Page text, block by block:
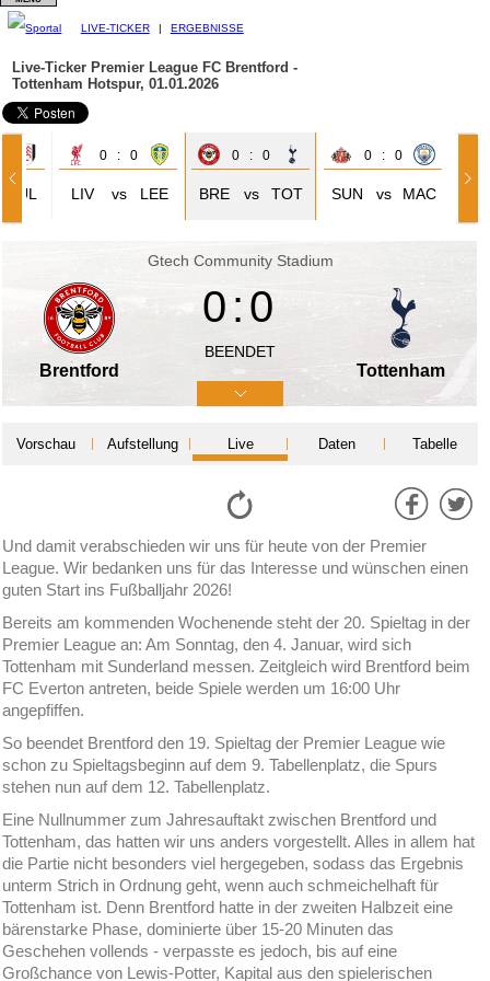
LIVE-TICKER | ERGEBNISSE
Live-Ticker Premier League FC Brentford -
Tottenham Hotspur, 01.01.2026
FUL
0 : 0
LIV vs LEE
0 : 0
BRE vs TOT
0 : 0
SUN vs MAC
Gtech Community Stadium
Brentford
0:0
BEENDET
Tottenham
Vorschau Aufstellung Live Daten Tabelle
Und damit verabschieden wir uns für heute von der Premier
League. Wir bedanken uns für das Interesse und wünschen einen
guten Start ins Fußballjahr 2026!
Bereits am kommenden Wochenende steht der 20. Spieltag in der
Premier League an: Am Sonntag, den 4. Januar, wird sich
Tottenham mit Sunderland messen. Zeitgleich wird Brentford beim
FC Everton antreten, beide Spiele werden um 16:00 Uhr
angepfiffen.
So beendet Brentford den 19. Spieltag der Premier League wie
schon zu Spieltagsbeginn auf dem 9. Tabellenplatz, die Spurs
stehen nun auf dem 12. Tabellenplatz.
Eine Nullnummer zum Jahresauftakt zwischen Brentford und
Tottenham, das hatten wir uns anders vorgestellt. Alles in allem hat
die Partie nicht besonders viel hergegeben, sodass das Ergebnis
unterm Strich in Ordnung geht, wenn auch schmeichelhaft für
Tottenham ist. Denn Brentford hatte in der zweiten Halbzeit eine
bärenstarke Phase, dominierte über 15-20 Minuten das
Geschehen vollends - verpasste es jedoch, bis auf eine
Großchance von Lewis-Potter, Kapital aus den spielerischen